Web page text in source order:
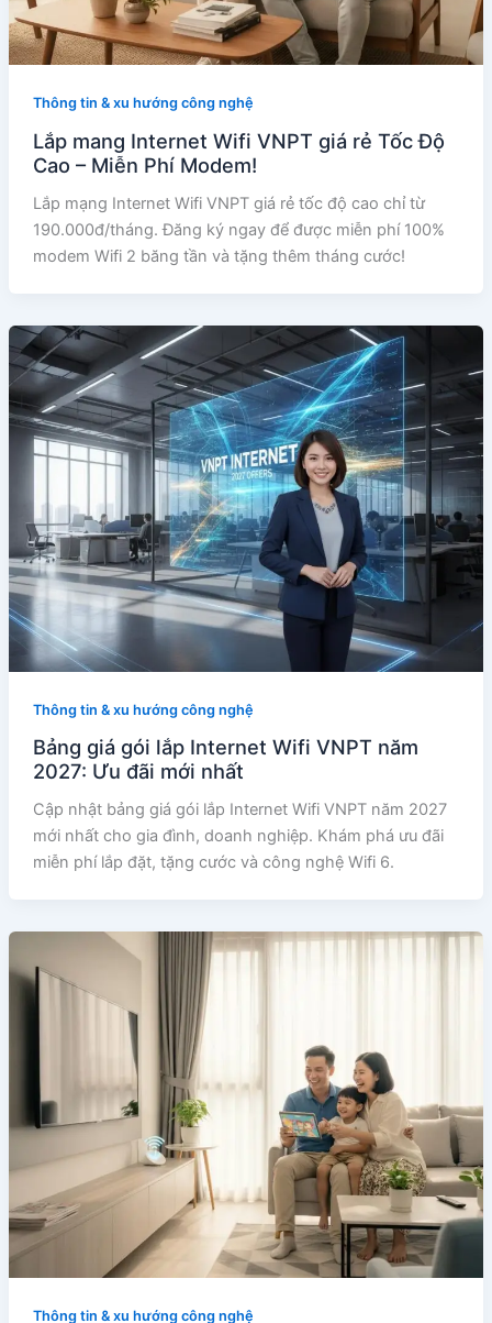
Thông tin & xu hướng công nghệ
Lắp mang Internet Wifi VNPT giá rẻ Tốc Độ
Cao – Miễn Phí Modem!
Lắp mạng Internet Wifi VNPT giá rẻ tốc độ cao chỉ từ
190.000đ/tháng. Đăng ký ngay để được miễn phí 100%
modem Wifi 2 băng tần và tặng thêm tháng cước!
Thông tin & xu hướng công nghệ
Bảng giá gói lắp Internet Wifi VNPT năm
2027: Ưu đãi mới nhất
Cập nhật bảng giá gói lắp Internet Wifi VNPT năm 2027
mới nhất cho gia đình, doanh nghiệp. Khám phá ưu đãi
miễn phí lắp đặt, tặng cước và công nghệ Wifi 6.
Thông tin & xu hướng công nghệ